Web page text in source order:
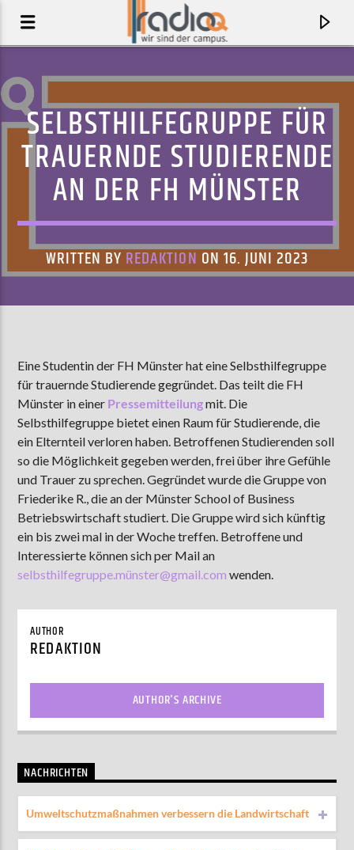
AKTUELLE SENDUNG
MOEBIUS
00:00 09:00
ZU HÖREN INMünster90,9 MHzSteinfurt103,9 MHz
SELBSTHILFEGRUPPE FÜR
TRAUERNDE STUDIERENDE
AN DER FH MÜNSTER
WRITTEN BY REDAKTION ON 16. JUNI 2023
Eine Studentin der FH Münster hat eine Selbsthilfegruppe
für trauernde Studierende gegründet. Das teilt die FH
Münster in einer Pressemitteilungmit. Die
Selbsthilfegruppe bietet einen Raum für Studierende, die
ein Elternteil verloren haben. Betroffenen Studierenden soll
so die Möglichkeit gegeben werden, frei über ihre Gefühle
und Trauer zu sprechen. Gegründet wurde die Gruppe von
Friederike R., die an der Münster School of Business
Betriebswirtschaft studiert. Die Gruppe wird sich künftig
ein bis zwei mal in der Woche treffen. Betroffene und
Interessierte können sich per Mail an
selbsthilfegruppe.münster@gmail.com wenden.
AUTHOR
REDAKTION
AUTHOR'S ARCHIVE
NACHRICHTEN
Umweltschutzmaßnahmen verbessern die Landwirtschaft